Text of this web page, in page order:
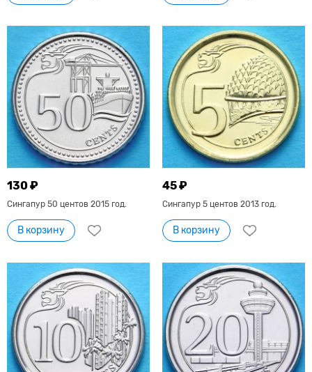
130 ₽
Сингапур 50 центов 2015 год.
В корзину
45 ₽
Сингапур 5 центов 2013 год.
В корзину